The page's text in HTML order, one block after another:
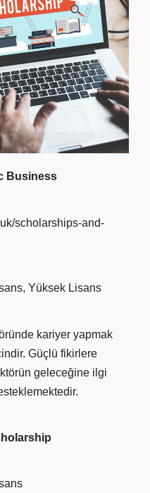
Business
scholarships-and-
Yüksek Lisans
kariyer yapmak
Güçlü fikirlere
geleceğine ilgi